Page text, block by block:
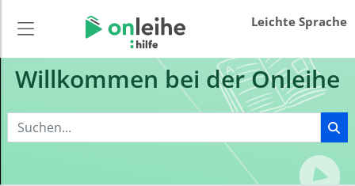
Leichte Sprache
Willkommen bei der Onleihe